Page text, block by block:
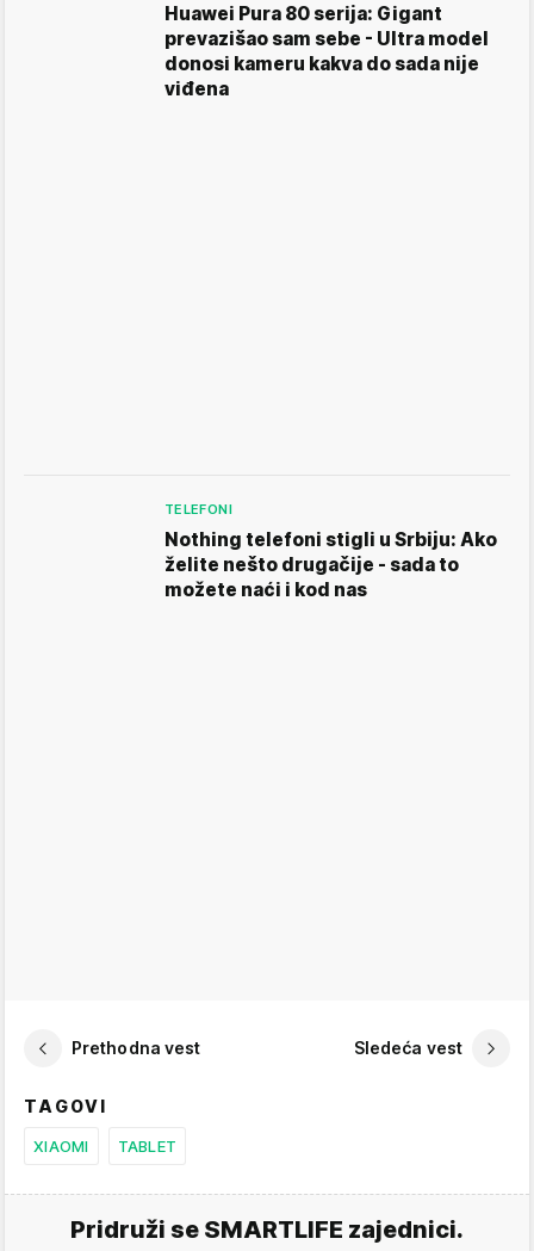
Huawei Pura 80 serija: Gigant
prevazišao sam sebe - Ultra model
donosi kameru kakva do sada nije
viđena
TELEFONI
Nothing telefoni stigli u Srbiju: Ako
želite nešto drugačije - sada to
možete naći i kod nas
Prethodna vest Sledeća vest
TAGOVI
XIAOMI TABLET
Pridruži se SMARTLIFE zajednici.